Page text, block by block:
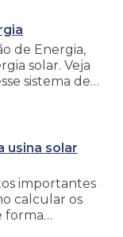
de Energia,
solar. Veja
sistema de
usina solar
importantes
calcular os
forma